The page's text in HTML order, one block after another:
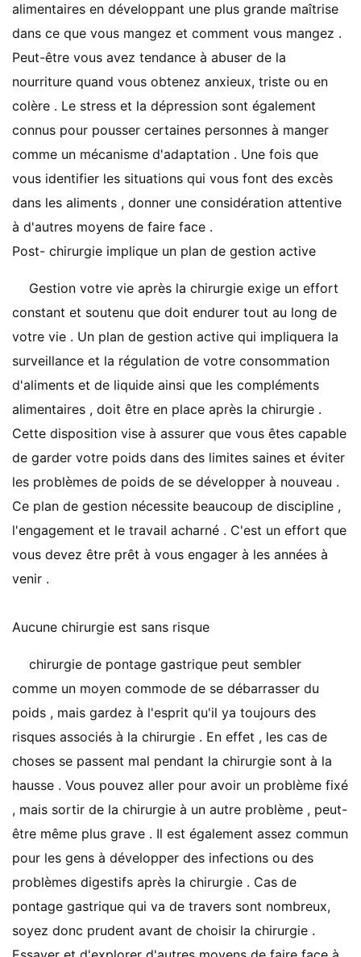
alimentaires en développant une plus grande maîtrise
dans ce que vous mangez et comment vous mangez .
Peut-être vous avez tendance à abuser de la
nourriture quand vous obtenez anxieux, triste ou en
colère . Le stress et la dépression sont également
connus pour pousser certaines personnes à manger
comme un mécanisme d'adaptation . Une fois que
vous identifier les situations qui vous font des excès
dans les aliments , donner une considération attentive
à d'autres moyens de faire face .
Post- chirurgie implique un plan de gestion active
Gestion votre vie après la chirurgie exige un effort
constant et soutenu que doit endurer tout au long de
votre vie . Un plan de gestion active qui impliquera la
surveillance et la régulation de votre consommation
d'aliments et de liquide ainsi que les compléments
alimentaires , doit être en place après la chirurgie .
Cette disposition vise à assurer que vous êtes capable
de garder votre poids dans des limites saines et éviter
les problèmes de poids de se développer à nouveau .
Ce plan de gestion nécessite beaucoup de discipline ,
l'engagement et le travail acharné . C'est un effort que
vous devez être prêt à vous engager à les années à
venir .
Aucune chirurgie est sans risque
chirurgie de pontage gastrique peut sembler
comme un moyen commode de se débarrasser du
poids , mais gardez à l'esprit qu'il ya toujours des
risques associés à la chirurgie . En effet , les cas de
choses se passent mal pendant la chirurgie sont à la
hausse . Vous pouvez aller pour avoir un problème fixé
, mais sortir de la chirurgie à un autre problème , peut-
être même plus grave . Il est également assez commun
pour les gens à développer des infections ou des
problèmes digestifs après la chirurgie . Cas de
pontage gastrique qui va de travers sont nombreux,
soyez donc prudent avant de choisir la chirurgie .